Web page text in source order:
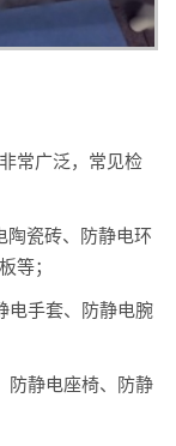
常广泛，常见检
陶瓷砖、防静电环
等；
电手套、防静电腕
防静电座椅、防静